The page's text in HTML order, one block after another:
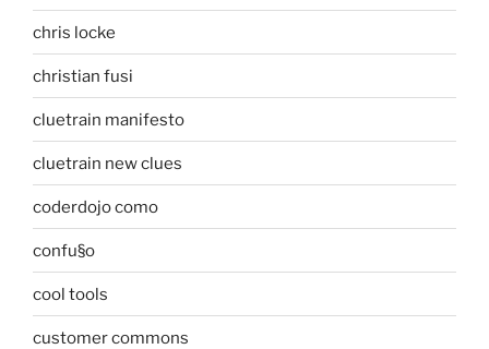
chris locke
christian fusi
cluetrain manifesto
cluetrain new clues
coderdojo como
confu§o
cool tools
customer commons